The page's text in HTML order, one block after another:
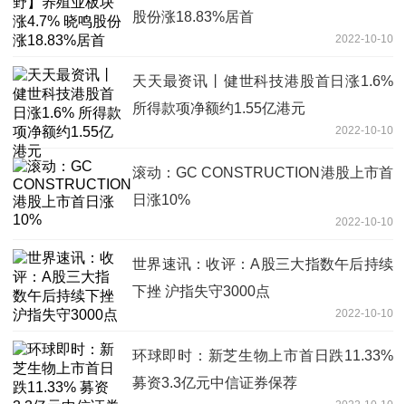
股份涨18.83%居首
2022-10-10
天天最资讯丨健世科技港股首日涨1.6%
所得款项净额约1.55亿港元
2022-10-10
滚动：GC CONSTRUCTION港股上市首
日涨10%
2022-10-10
世界速讯：收评：A股三大指数午后持续
下挫 沪指失守3000点
2022-10-10
环球即时：新芝生物上市首日跌11.33%
募资3.3亿元中信证券保荐